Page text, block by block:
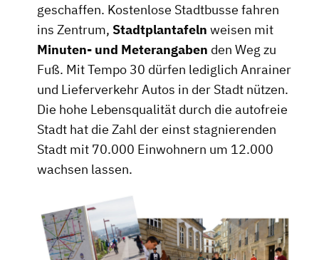
geschaffen. Kostenlose Stadtbusse fahren
ins Zentrum, Stadtplantafeln weisen mit
Minuten- und Meterangaben den Weg zu
Fuß. Mit Tempo 30 dürfen lediglich Anrainer
und Lieferverkehr Autos in der Stadt nützen.
Die hohe Lebensqualität durch die autofreie
Stadt hat die Zahl der einst stagnierenden
Stadt mit 70.000 Einwohnern um 12.000
wachsen lassen.